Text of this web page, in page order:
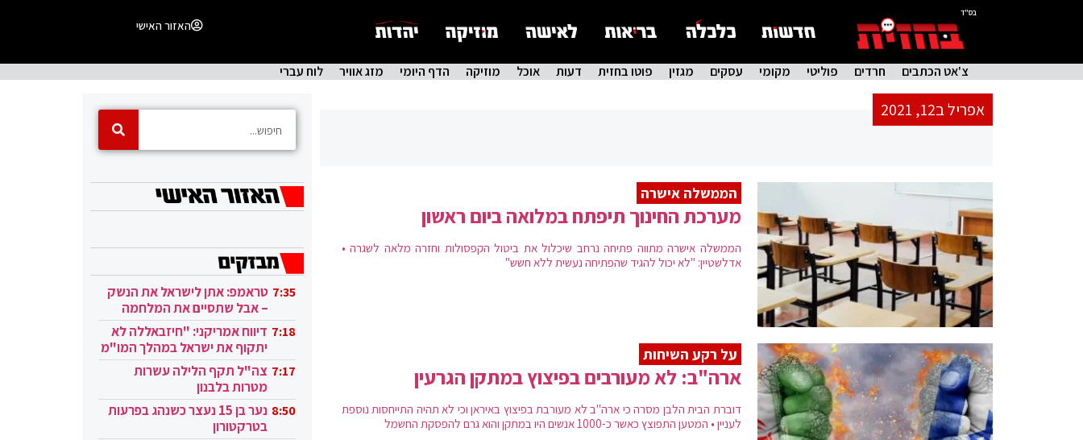
בס"ד
האזור האישי
צ'אט הכתבים חרדים פוליטי מקומי עסקים מגזין פוטו בחזית דעות אוכל מוזיקה הדף היומי מזג אוויר לוח עברי
אפריל ב12, 2021
הממשלה אישרה
מערכת החינוך תיפתח במלואה ביום ראשון
הממשלה אישרה מתווה פתיחה נרחב שיכלול את ביטול הקפסולות וחזרה מלאה לשגרה •
אדלשטיין: "לא יכול להגיד שהפתיחה נעשית ללא חשש"
על רקע השיחות
ארה"ב: לא מעורבים בפיצוץ במתקן הגרעין
דוברת הבית הלבן מסרה כי ארה"ב לא מעורבת בפיצוץ באיראן וכי לא תהיה התייחסות נוספת
לעניין • המטען התפוצץ כאשר כ-1000 אנשים היו במתקן והוא גרם להפסקת החשמל
7:35 טראמפ: אתן לישראל את הנשק
– אבל שתסיים את המלחמה
בעזה 7:18 דיווח אמריקני: "חיזבאללה לא
יתקוף את ישראל במהלך המו"מ
בקטאר" 7:17 צה"ל תקף הלילה עשרות
מטרות בלבנון
8:50
נער בן 15 נעצר כשנהג בפרעות
בטרקטורון